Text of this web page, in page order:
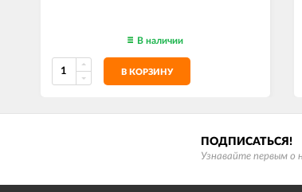
В наличии
В КОРЗИНУ
ПОДПИСАТЬСЯ!
Узнавайте первым о